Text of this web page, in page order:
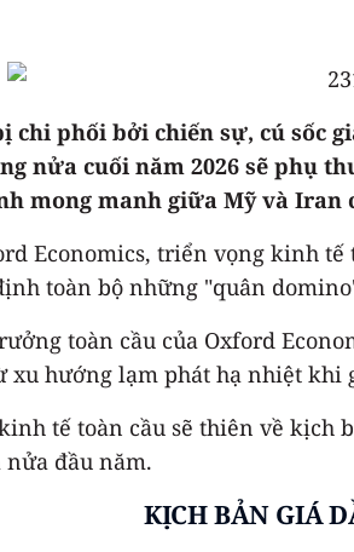
chi phối bởi chiến sự, cú sốc
nửa cuối năm 2026 sẽ phụ
mong manh giữa Mỹ và Iran
Economics, triển vọng kinh
toàn bộ những "quân
toàn cầu của Oxford
hướng lạm phát hạ nhiệt khi
tế toàn cầu sẽ thiên về kịch
đầu năm.
KỊCH BẢN GIÁ